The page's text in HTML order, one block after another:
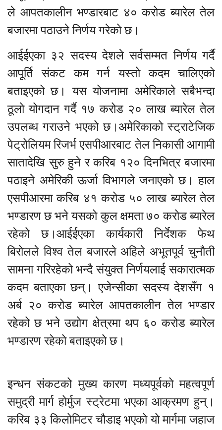
ले आपतकालीन भण्डारबाट ४० करोड ब्यारेल तेल
बजारमा पठाउने निर्णय गरेको छ।
आईईएका ३२ सदस्य देशले सर्वसम्मत निर्णय गर्दै
आपूर्ति संकट कम गर्न यस्तो कदम चालिएको
बताइएको छ। यस योजनामा अमेरिकाले सबैभन्दा
ठूलो योगदान गर्दै १७ करोड २० लाख ब्यारेल तेल
उपलब्ध गराउने भएको छ।अमेरिकाको स्ट्राटेजिक
पेट्रोलियम रिजर्भ एसपीआरबाट तेल निकासी आगामी
सातादेखि सुरु हुने र करिब १२० दिनभित्र बजारमा
पठाइने अमेरिकी ऊर्जा विभागले जनाएको छ। हाल
एसपीआरमा करिब ४१ करोड ५० लाख ब्यारेल तेल
भण्डारण छ भने यसको कुल क्षमता ७० करोड ब्यारेल
रहेको छ।आईईएका कार्यकारी निर्देशक फेथ
बिरोलले विश्व तेल बजारले अहिले अभूतपूर्व चुनौती
सामना गरिरहेको भन्दै संयुक्त निर्णयलाई सकारात्मक
कदम बताएका छन्। एजेन्सीका सदस्य देशसँग १
अर्ब २० करोड ब्यारेल आपतकालीन तेल भण्डार
रहेको छ भने उद्योग क्षेत्रमा थप ६० करोड ब्यारेल
भण्डारण रहेको बताइएको छ।
इन्धन संकटको मुख्य कारण मध्यपूर्वको महत्वपूर्ण
समुद्री मार्ग होर्मुज स्ट्रेटमा भएका आक्रमण हुन्।
करिब ३३ किलोमिटर चौडाइ भएको यो मार्गमा जहाज